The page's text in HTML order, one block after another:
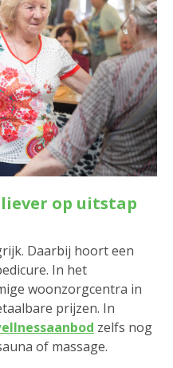
op uitstap
Daarbij hoort een
In het
woonzorgcentra in
prijzen. In
zelfs nog
of massage.